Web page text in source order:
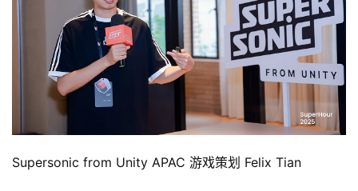
首
页
创
游
Supersonic from Unity APAC 游戏策划 Felix Tian